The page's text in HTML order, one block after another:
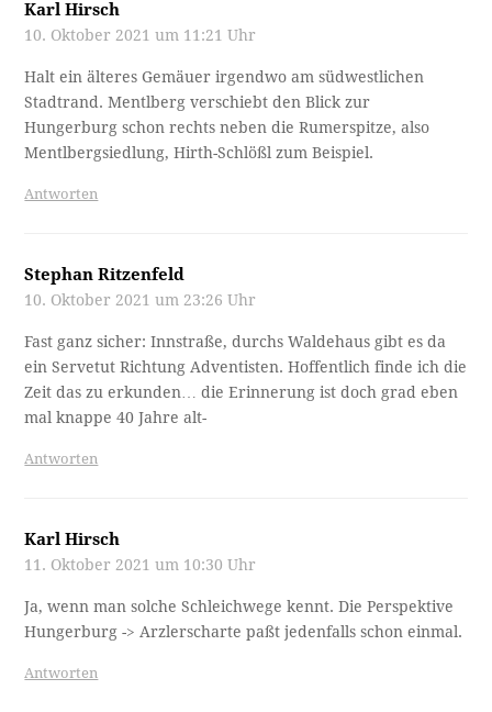
Karl Hirsch
10. Oktober 2021 um 11:21 Uhr
Halt ein älteres Gemäuer irgendwo am südwestlichen
Stadtrand. Mentlberg verschiebt den Blick zur
Hungerburg schon rechts neben die Rumerspitze, also
Mentlbergsiedlung, Hirth-Schlößl zum Beispiel.
Antworten
Stephan Ritzenfeld
10. Oktober 2021 um 23:26 Uhr
Fast ganz sicher: Innstraße, durchs Waldehaus gibt es da
ein Servetut Richtung Adventisten. Hoffentlich finde ich die
Zeit das zu erkunden… die Erinnerung ist doch grad eben
mal knappe 40 Jahre alt-
Antworten
Karl Hirsch
11. Oktober 2021 um 10:30 Uhr
Ja, wenn man solche Schleichwege kennt. Die Perspektive
Hungerburg -> Arzlerscharte paßt jedenfalls schon einmal.
Antworten